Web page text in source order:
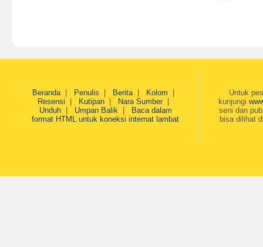
Beranda| Penulis Berita| Kolom
Resensi
Kutipan| Nara Sumber|
Unduh| Umpan Balik|
Baca dalam
format HTML untuk koneksi internat lambat
Untuk
kunjungi
seni dan
bisa dilihat